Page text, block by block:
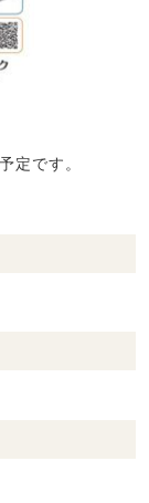
定です。